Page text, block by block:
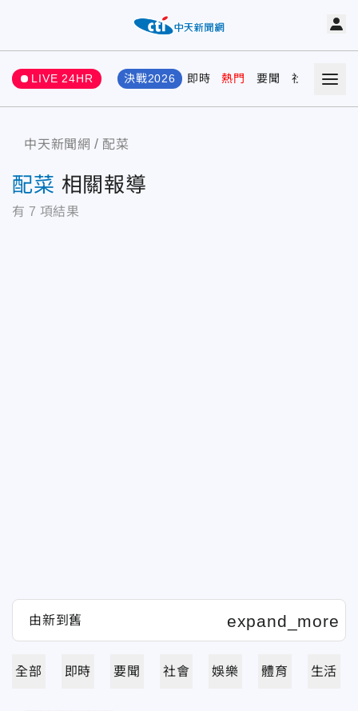
LIVE 24HR 決戰2026 即時 熱門 要聞 社會 娛樂
中天新聞網 配菜
配菜 相關報導
有 7 項結果
全部 即時 要聞 社會 娛樂 體育 生活